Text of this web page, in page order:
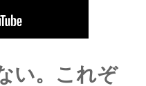
い。これぞ